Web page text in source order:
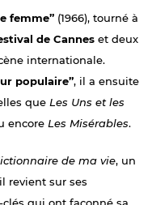
femme” (1966), tourné à
de Cannes et deux
internationale.
populaire”, il a ensuite
que Les Uns et les
encore Les Misérables.
de ma vie, un
revient sur ses